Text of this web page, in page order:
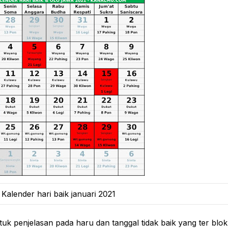
Kalender hari baik januari 2021
penjelasan pada haru dan tanggal tidak baik yang ter blok